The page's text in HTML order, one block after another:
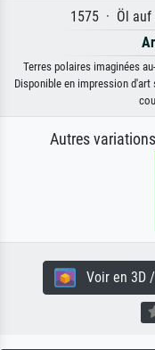
1575 · Öl
Terres polaires imaginées
Disponible en impression
Autres
Voir en 3D